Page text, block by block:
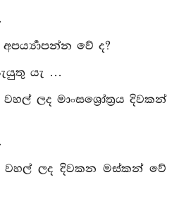
වේ ද?
යැ …
ලද මාංසශ්‍රෝත්‍රය දිවකන්
වහල් ලද දිවකන මස්කන් වේ